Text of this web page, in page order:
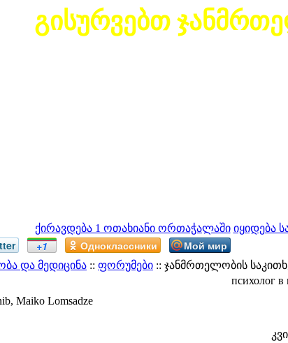
გისურვებთ
ქირავდება 1 ოთახიანი ორთაჭალაში იყიდება
+1 Одноклассники Мой мир
და მედიცინა :: ფორუმები :: ჯანმრთელობის
психолог в
Maiko Lomsadze